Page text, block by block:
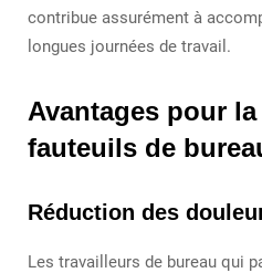
contribue assurément à
longues journées de travail.
Avantages pour
fauteuils de
Réduction des
Les travailleurs de bureau qui